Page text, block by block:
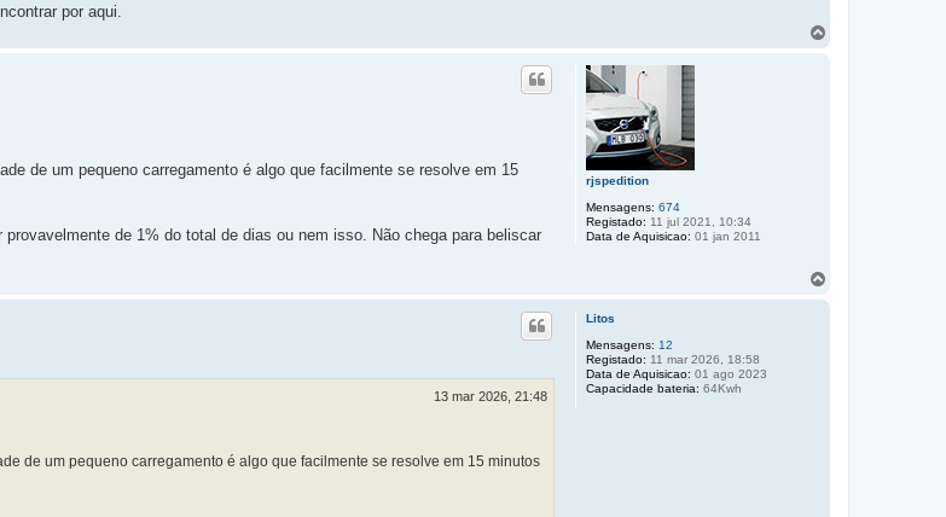
por aqui.
rjspedition
Mensagens: 674
Registado: 11 jul 2021, 10:34
Data de Aquisicao: 01 jan 2011
de um pequeno carregamento é algo que facilmente se resolve em 15
de 1% do total de dias ou nem isso. Não chega para beliscar
Litos
Mensagens: 12
Registado: 11 mar 2026, 18:58
Data de Aquisicao: 01 ago 2023
Capacidade bateria: 64Kwh
13 mar 2026, 21:48
de um pequeno carregamento é algo que facilmente se resolve em 15 minutos